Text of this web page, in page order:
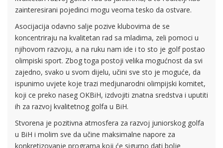
zainteresirani pojedinci mogu veoma tesko da ostvare.
Asocijacija odavno salje pozive klubovima de se
koncentriraju na kvalitetan rad sa mladima, zeli pomoci u
njihovom razvoju, a na ruku nam ide i to sto je golf postao
olimpiski sport. Zbog toga postoji velika mogućnost da svi
zajedno, svako u svom dijelu, učini sve sto je moguće, da
ispunimo uvjete koje trazi medjunarodni olimpijski komitet,
koji ce preko naseg OKBiH, izdvojiti znatna sredstva i uputiti
ih za razvoj kvalitetnog golfa u BiH.
Stvorena je pozitivna atmosfera za razvoj juniorskog golfa
u BiH i molim sve da učine maksimalne napore za
konkretizovanje programa koji će sigurno dati bolje